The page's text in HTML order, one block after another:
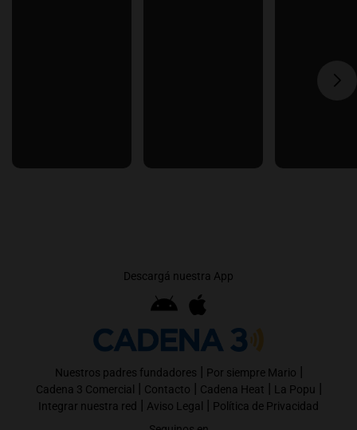
Descargá nuestra App
Nuestros padres fundadores | Por siempre Mario |
Cadena 3 Comercial | Contacto | Cadena Heat | La Popu |
Integrar nuestra red | Aviso Legal | Política de Privacidad